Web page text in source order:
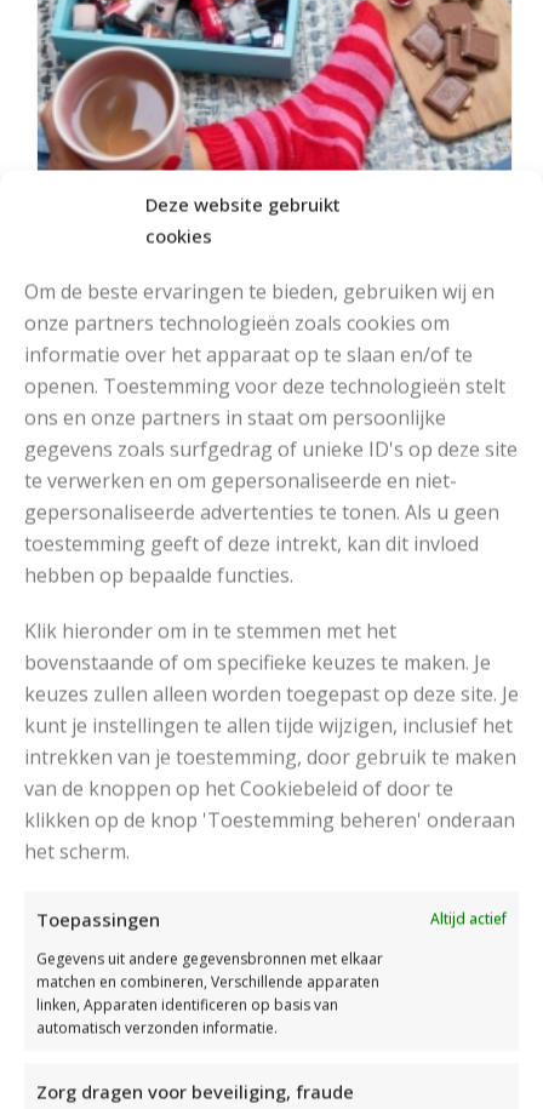
Deze website gebruikt
cookies
Om de beste ervaringen te bieden, gebruiken wij en
onze partners technologieën zoals cookies om
informatie over het apparaat op te slaan en/of te
openen. Toestemming voor deze technologieën stelt
ons en onze partners in staat om persoonlijke
gegevens zoals surfgedrag of unieke ID's op deze site
te verwerken en om gepersonaliseerde en niet-
gepersonaliseerde advertenties te tonen. Als u geen
toestemming geeft of deze intrekt, kan dit invloed
hebben op bepaalde functies.
Klik hieronder om in te stemmen met het
bovenstaande of om specifieke keuzes te maken. Je
keuzes zullen alleen worden toegepast op deze site. Je
kunt je instellingen te allen tijde wijzigen, inclusief het
intrekken van je toestemming, door gebruik te maken
van de knoppen op het Cookiebeleid of door te
klikken op de knop 'Toestemming beheren' onderaan
het scherm.
Toepassingen
Altijd actief
Gegevens uit andere gegevensbronnen met elkaar
matchen en combineren, Verschillende apparaten
linken, Apparaten identificeren op basis van
automatisch verzonden informatie.
Zorg dragen voor beveiliging, fraude